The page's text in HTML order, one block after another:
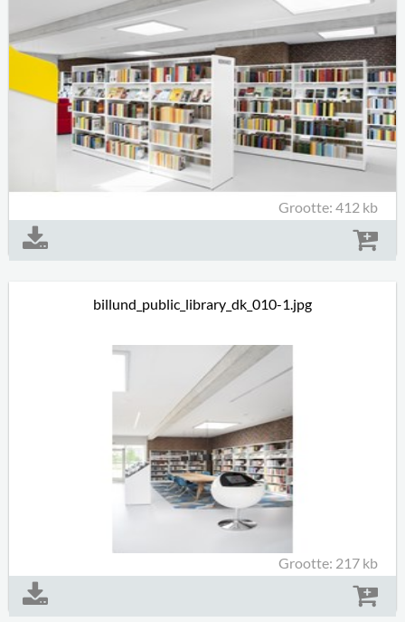
Grootte: 412 kb
billund_public_library_dk_010-1.jpg
Grootte: 217 kb